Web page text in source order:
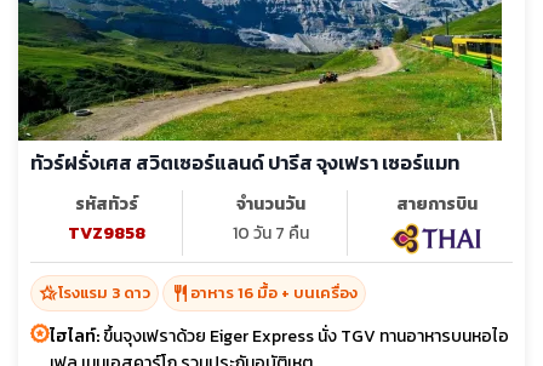
ทัวร์ฝรั่งเศส สวิตเซอร์แลนด์ ปารีส จุงเฟรา เซอร์แมท
รหัสทัวร์
TVZ9858
จำนวนวัน
10 วัน 7 คืน
สายการบิน
hotel_classโรงแรม 3 ดาว restaurant อาหาร 16 มื้อ + บนเครื่อง
ไฮไลท์:ขึ้นจุงเฟราด้วย Eiger Express นั่ง TGV ทานอาหารบนหอไอ